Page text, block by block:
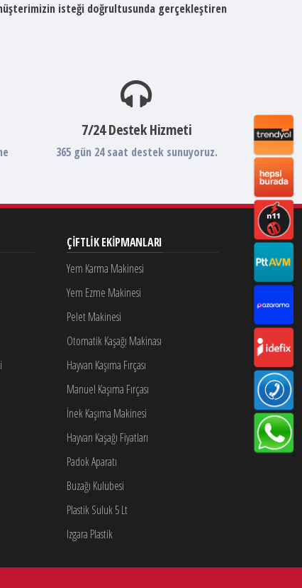
isteği doğrultusunda gerçekleştiren
7/24 Destek Hizmeti
365 gün 24 saat destek sunuyoruz.
ÇIFTLIK EKIPMANLARI
Yem Karma Makinesi
Yem Ezme Makinesi
Pelet Makinesi
Otomatik Kaşağı Makinası
Hayvan Kaşıma Fırçası
Manuel Kaşıma Fırçası
İnek Kaşıma Makinesi
Hayvan Kaşağı Fiyatları
Padok Aparatı
Buzağı Kulübesi
Plastik Suluk 5 Lt
Izgara Plastik